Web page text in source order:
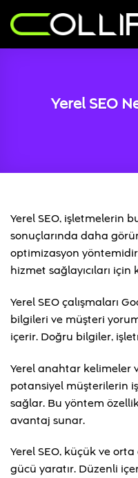
atla
Yerel SEO
Yerel SEO, işletmelerin
sonuçlarında daha
optimizasyon
hizmet sağlayıcıları
Yerel SEO çalışmaları
bilgileri ve müşteri
içerir. Doğru bilgiler,
Yerel anahtar kelimeler
potansiyel müşterilerin
sağlar. Bu yöntem
avantaj sunar.
Yerel SEO, küçük ve
gücü yaratır. Düzenli